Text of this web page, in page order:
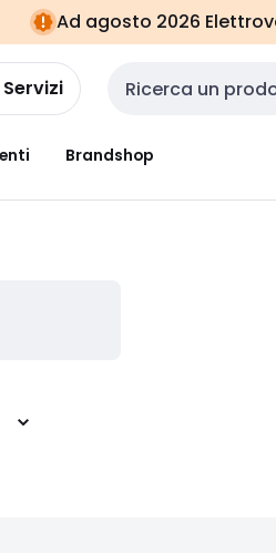
Ad agosto 2026
Cerca input
Brandshop